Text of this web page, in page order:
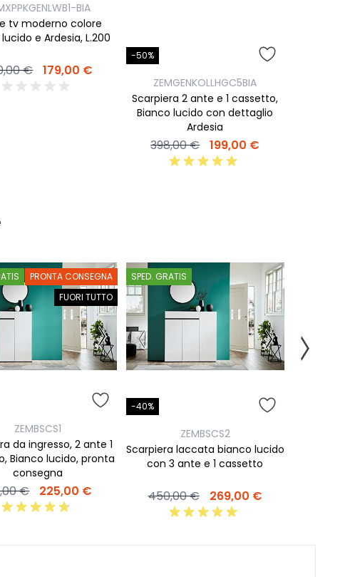
BIA
tv moderno colore
e Ardesia, L.200
€ 179,00 €
-50%
ZEMGENKOLLHGC5BIA
Scarpiera 2 ante e 1 cassetto,
Bianco lucido con dettaglio
Ardesia
398,00 € 199,00 €
PRONTA CONSEGNA
FUORI TUTTO
ZEMBSCS1
da ingresso, 2 ante 1
Bianco lucido, pronta
consegna
€ 225,00 €
SPED. GRATIS
-40%
ZEMBSCS2
Scarpiera laccata bianco lucido
con 3 ante e 1 cassetto
450,00 € 269,00 €